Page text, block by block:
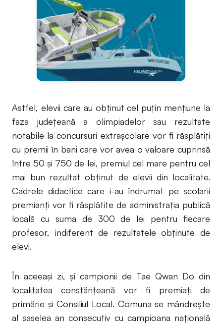
Astfel, elevii care au obținut cel puțin mențiune la
faza județeană a olimpiadelor sau rezultate
notabile la concursuri extrașcolare vor fi răsplătiți
cu premii în bani care vor avea o valoare cuprinsă
între 50 și 750 de lei, premiul cel mare pentru cel
mai bun rezultat obținut de elevii din localitate.
Cadrele didactice care i-au îndrumat pe școlarii
premianți vor fi răsplătite de administrația publică
locală cu suma de 300 de lei pentru fiecare
profesor, indiferent de rezultatele obținute de
elevi.
În aceeași zi, și campionii de Tae Qwan Do din
localitatea constănțeană vor fi premiați de
primărie și Consiliul Local. Comuna se mândrește
al șaselea an consecutiv cu campioana națională